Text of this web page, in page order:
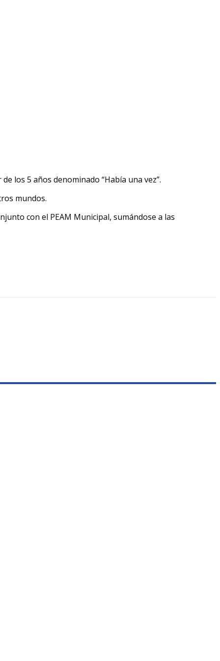
los 5 años denominado “Había una vez”.
mundos.
con el PEAM Municipal, sumándose a las